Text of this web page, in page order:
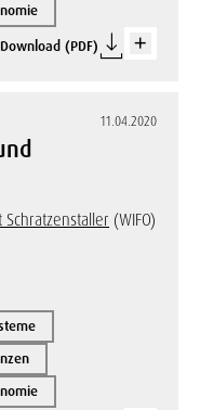
Download (PDF)
11.04.2020
Schratzenstaller (WIFO)